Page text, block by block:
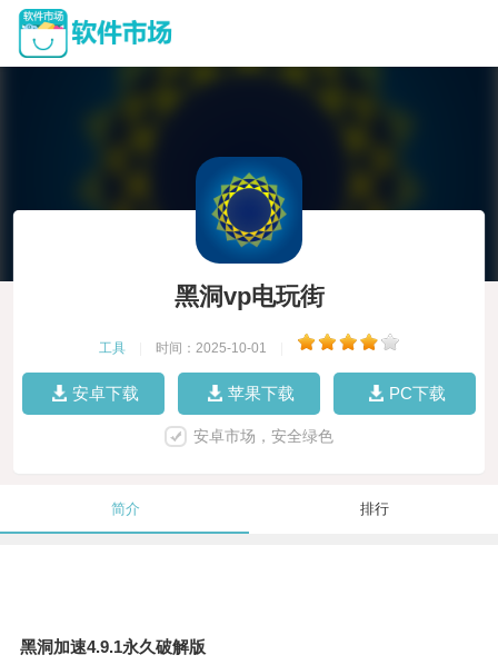
黑洞vp电玩街
工具 时间：2025-10-01
安卓下载 苹果下载 PC下载
安卓市场，安全绿色
简介 排行
黑洞加速4.9.1永久破解版